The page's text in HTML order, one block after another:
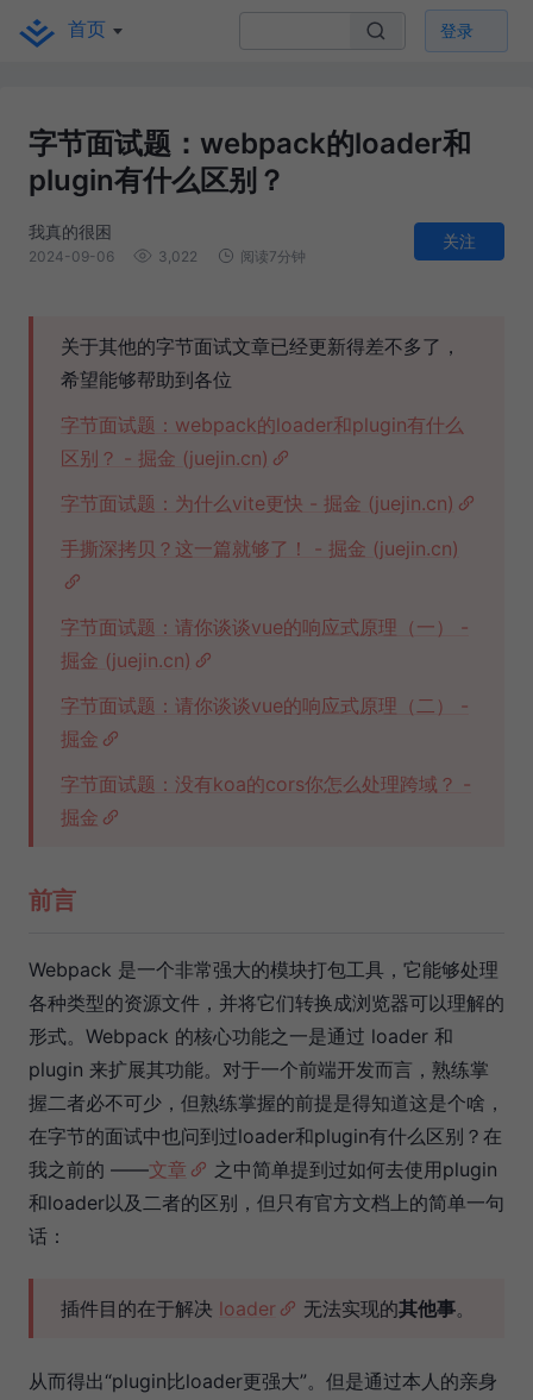
首页 登录
字节面试题：webpack的loader和
plugin有什么区别？
我真的很困
2024-09-06 3,022 阅读7分钟
关注
关于其他的字节面试文章已经更新得差不多了，
希望能够帮助到各位
字节面试题：webpack的loader和plugin有什么
区别？ - 掘金 (juejin.cn)
字节面试题：为什么vite更快 - 掘金 (juejin.cn)
手撕深拷贝？这一篇就够了！ - 掘金 (juejin.cn)
字节面试题：请你谈谈vue的响应式原理（一） -
掘金 (juejin.cn)
字节面试题：请你谈谈vue的响应式原理（二） -
掘金
字节面试题：没有koa的cors你怎么处理跨域？ -
掘金
前言
Webpack 是一个非常强大的模块打包工具，它能够处理
各种类型的资源文件，并将它们转换成浏览器可以理解的
形式。Webpack 的核心功能之一是通过 loader 和
plugin 来扩展其功能。对于一个前端开发而言，熟练掌
握二者必不可少，但熟练掌握的前提是得知道这是个啥，
在字节的面试中也问到过loader和plugin有什么区别？在
我之前的 ——文章
之中简单提到过如何去使用plugin
和loader以及二者的区别，但只有官方文档上的简单一句
话：
插件目的在于解决 loader 无法实现的其他事。
从而得出“plugin比loader更强大”。但是通过本人的亲身